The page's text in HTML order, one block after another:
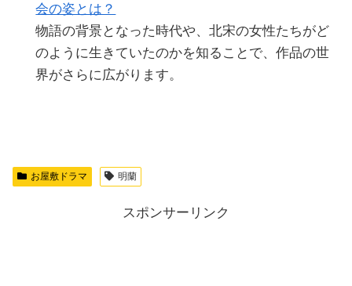
会の姿とは？
物語の背景となった時代や、北宋の女性たちがど
のように生きていたのかを知ることで、作品の世
界がさらに広がります。
お屋敷ドラマ 明蘭
スポンサーリンク